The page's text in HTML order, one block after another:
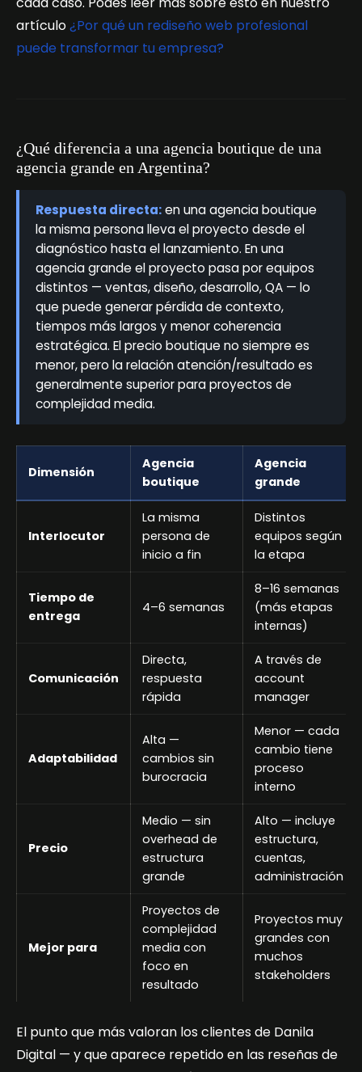
artículo¿Por qué un rediseño web profesional
puede transformar tu empresa?
¿Qué diferencia a una agencia boutique de una
agencia grande en Argentina?
Respuesta directa:en una agencia boutique
la misma persona lleva el proyecto desde el
diagnóstico hasta el lanzamiento. En una
agencia grande el proyecto pasa por equipos
distintos — ventas, diseño, desarrollo, QA — lo
que puede generar pérdida de contexto,
tiempos más largos y menor coherencia
estratégica. El precio boutique no siempre es
menor, pero la relación atención/resultado es
generalmente superior para proyectos de
complejidad media.
Dimensión
Agencia
boutique
Agencia
grande
Interlocutor
La misma
persona de
inicio a fin
Distintos
equipos según
la etapa
Tiempo de
entrega
4–6 semanas
8–16 semanas
(más etapas
internas)
Comunicación
Directa,
respuesta
rápida
A través de
account
manager
Adaptabilidad
Alta —
cambios sin
burocracia
Menor — cada
cambio tiene
proceso
interno
Precio
Medio — sin
overhead de
estructura
grande
Alto — incluye
estructura,
cuentas,
administración
Mejor para
Proyectos de
complejidad
media con
foco en
resultado
Proyectos muy
grandes con
muchos
stakeholders
El punto que más valoran los clientes de Danila
Digital — y que aparece repetido en las reseñas de